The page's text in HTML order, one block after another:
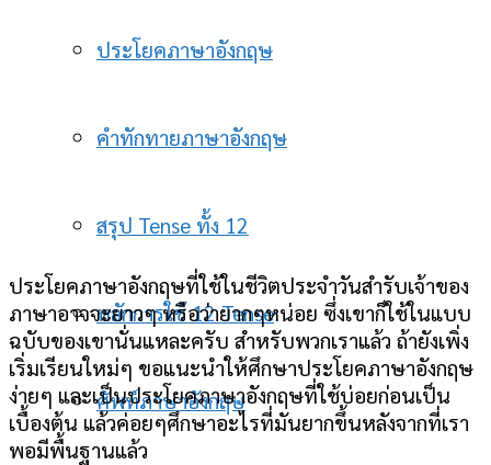
ประโยคภาษาอังกฤษ
คำทักทายภาษาอังกฤษ
สรุป Tense ทั้ง 12
หลักการใช้ 12 Tense
ศัพท์ภาษาอังกฤษ
ประโยคภาษาอังกฤษที่ใช้ในชีวิตประจําวันสำรับเจ้าของ
ภาษาอาจจะยาวๆ หรือว่ายากๆหน่อย ซึ่งเขาก็ใช้ในแบบ
ฉบับของเขานั่นแหละครับ สำหรับพวกเราแล้ว ถ้ายังเพิ่ง
เริ่มเรียนใหม่ๆ ขอแนะนำให้ศึกษาประโยคภาษาอังกฤษ
ง่ายๆ และเป็นประโยคภาษาอังกฤษที่ใช้บ่อยก่อนเป็น
เบื้องต้น แล้วค่อยๆศึกษาอะไรที่มันยากขึ้นหลังจากที่เรา
พอมีพื้นฐานแล้ว